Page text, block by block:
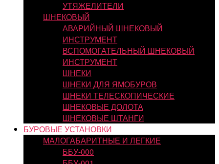
УТЯЖЕЛИТЕЛИ
ШНЕКОВЫЙ
АВАРИЙНЫЙ ШНЕКОВЫЙ
ИНСТРУМЕНТ
ВСПОМОГАТЕЛЬНЫЙ ШНЕКОВЫЙ
ИНСТРУМЕНТ
ШНЕКИ
ШНЕКИ ДЛЯ ЯМОБУРОВ
ШНЕКИ ТЕЛЕСКОПИЧЕСКИЕ
ШНЕКОВЫЕ ДОЛОТА
ШНЕКОВЫЕ ШТАНГИ
БУРОВЫЕ УСТАНОВКИ
МАЛОГАБАРИТНЫЕ И ЛЕГКИЕ
ББУ-000